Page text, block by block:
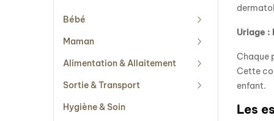
Bébé
Maman
Alimentation & Allaitement
Sortie & Transport
Hygiène & Soin
Uriage :
Chaque
Cette
enfant.
Les